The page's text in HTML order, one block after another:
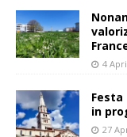
4
in
27